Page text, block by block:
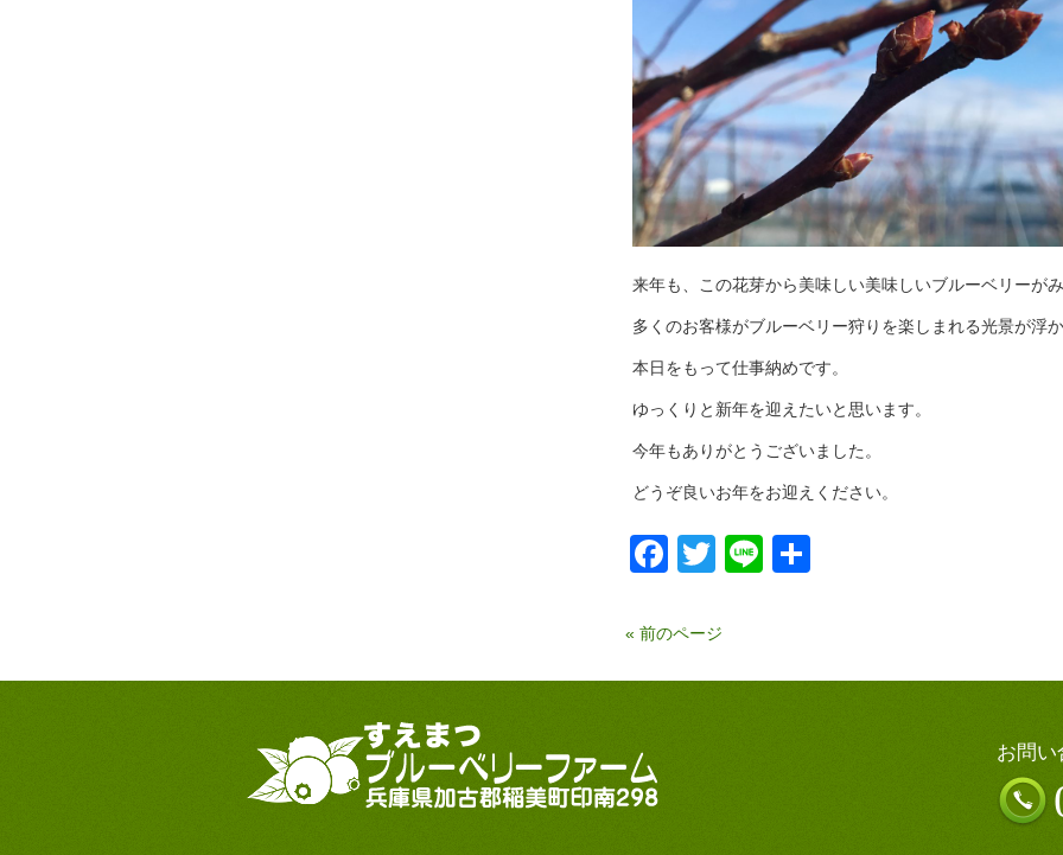
来年も、この花芽から美味しい美味しいブルーベリーが
多くのお客様がブルーベリー狩りを楽しまれる光景が浮
本日をもって仕事納めです。
ゆっくりと新年を迎えたいと思います。
今年もありがとうございました。
どうぞ良いお年をお迎えください。
Facebook
Twitter
Line
« 前のページ
お問